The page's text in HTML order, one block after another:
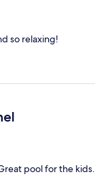
so relaxing!
pool for the kids.